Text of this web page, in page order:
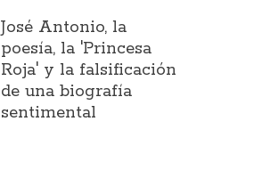
José Antonio, la
poesía, la 'Princesa
Roja' y la falsificación
de una biografía
sentimental